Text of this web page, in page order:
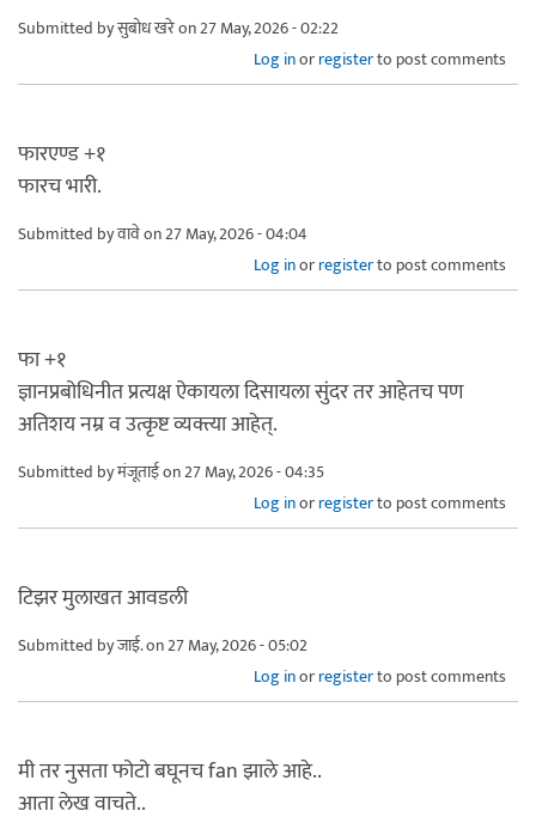
Submitted byसुबोध खरेon 27 May, 2026 - 02:22
Log inorregisterto post comments
फारएण्ड +१
फारच भारी.
Submitted byवावेon 27 May, 2026 - 04:04
Log inorregisterto post comments
फा +१
ज्ञानप्रबोधिनीत प्रत्यक्ष ऐकायला दिसायला सुंदर तर आहेतच पण
अतिशय नम्र व उत्कृष्ट व्यक्त्या आहेत्.
Submitted byमंजूताईon 27 May, 2026 - 04:35
Log inorregisterto post comments
टिझर मुलाखत आवडली
Submitted byजाई.on 27 May, 2026 - 05:02
Log inorregisterto post comments
मी तर नुसता फोटो बघूनच fan झाले आहे..
आता लेख वाचते..